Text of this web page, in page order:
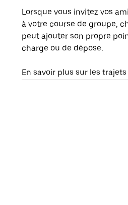
Lorsque vous invitez vos
à votre course de groupe,
peut ajouter son propre
charge ou de dépose.
En savoir plus sur les